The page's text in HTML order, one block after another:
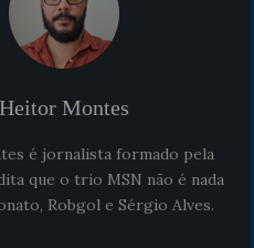
Goleiro Douglas Friedrich
fica em observação após
sofrer um corte no rosto
Heitor Montes
é jornalista formado pela
que o trio MSN não é nada
Robgol e Sérgio Alves.